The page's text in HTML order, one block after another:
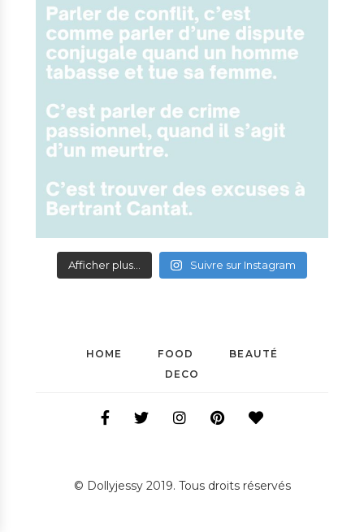
Afficher plus... Suivre sur Instagram
HOME FOOD
BEAUTÉ
DECO
© Dollyjessy 2019. Tous droits réservés